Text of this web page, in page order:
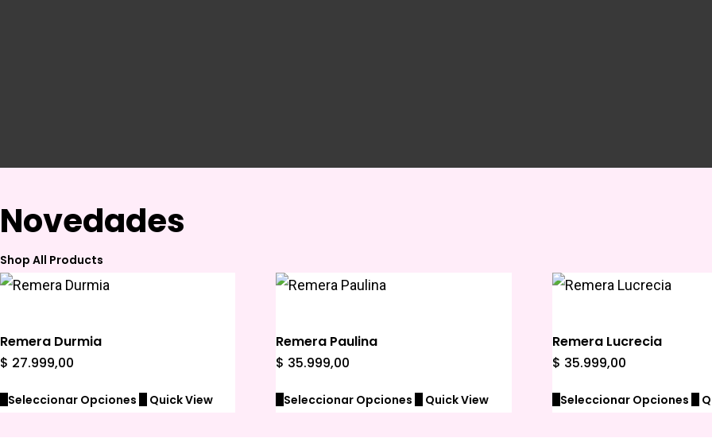
Novedades
Shop All Products
Remera Durmia
$ 27.999,00
Seleccionar Opciones Quick View
Remera Paulina
$ 35.999,00
Seleccionar Opciones Quick View
Remera Lucrecia
$ 35.999,00
Seleccionar Opciones